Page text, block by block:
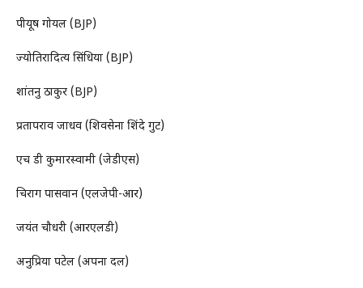
पीयूष गोयल (BJP)
ज्योतिरादित्य सिंधिया (BJP)
शांतनु ठाकुर (BJP)
प्रतापराव जाधव (शिवसेना शिंदे गुट)
एच डी कुमारस्वामी (जेडीएस)
चिराग पासवान (एलजेपी-आर)
जयंत चौधरी (आरएलडी)
अनुप्रिया पटेल (अपना दल)